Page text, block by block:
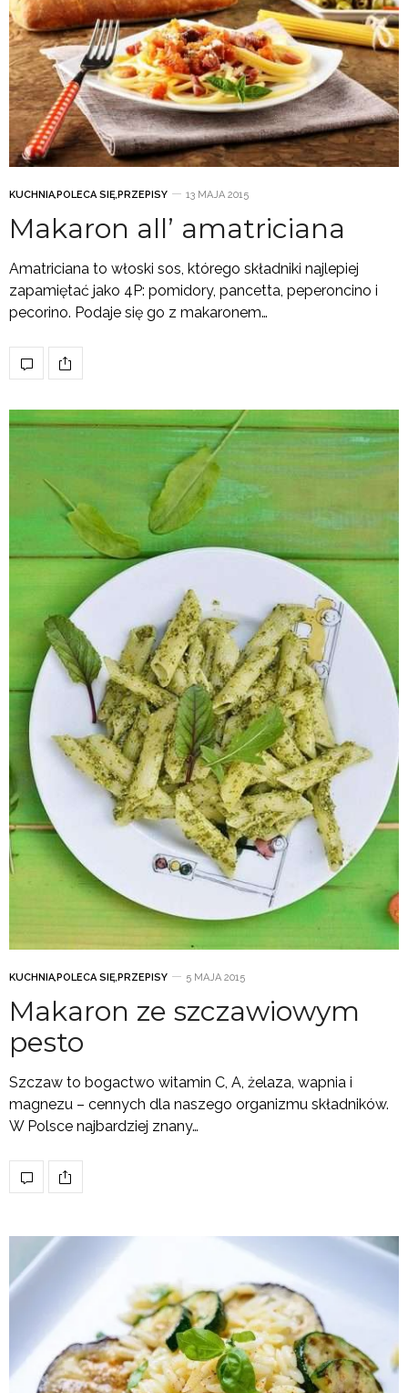
KUCHNIA,POLECA SIĘ,PRZEPISY 13 MAJA 2015
Makaron all’ amatriciana
Amatriciana to włoski sos, którego składniki najlepiej
zapamiętać jako 4P: pomidory, pancetta, peperoncino i
pecorino. Podaje się go z makaronem…
KUCHNIA,POLECA SIĘ,PRZEPISY 5 MAJA 2015
Makaron ze szczawiowym
pesto
Szczaw to bogactwo witamin C, A, żelaza, wapnia i
magnezu – cennych dla naszego organizmu składników.
W Polsce najbardziej znany…